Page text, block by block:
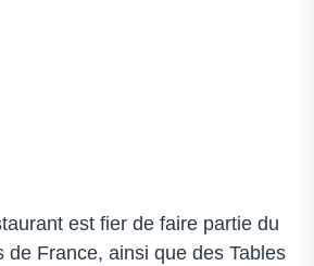
est fier de faire partie du
de France, ainsi que des Tables